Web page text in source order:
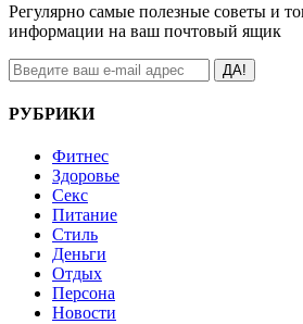
Регулярно самые полезные советы и
информации на ваш почтовый ящик
ДА!
РУБРИКИ
Фитнес
Здоровье
Секс
Питание
Стиль
Деньги
Отдых
Персона
Новости